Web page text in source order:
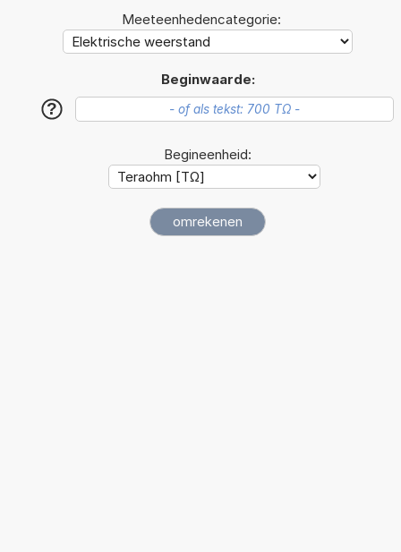
Meeteenhedencategorie:
Beginwaarde:
?
Begineenheid: